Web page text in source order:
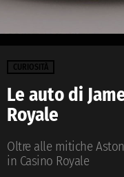
CURIOSITÀ
Le auto di
Royale
Oltre alle mitiche
in Casino Royale